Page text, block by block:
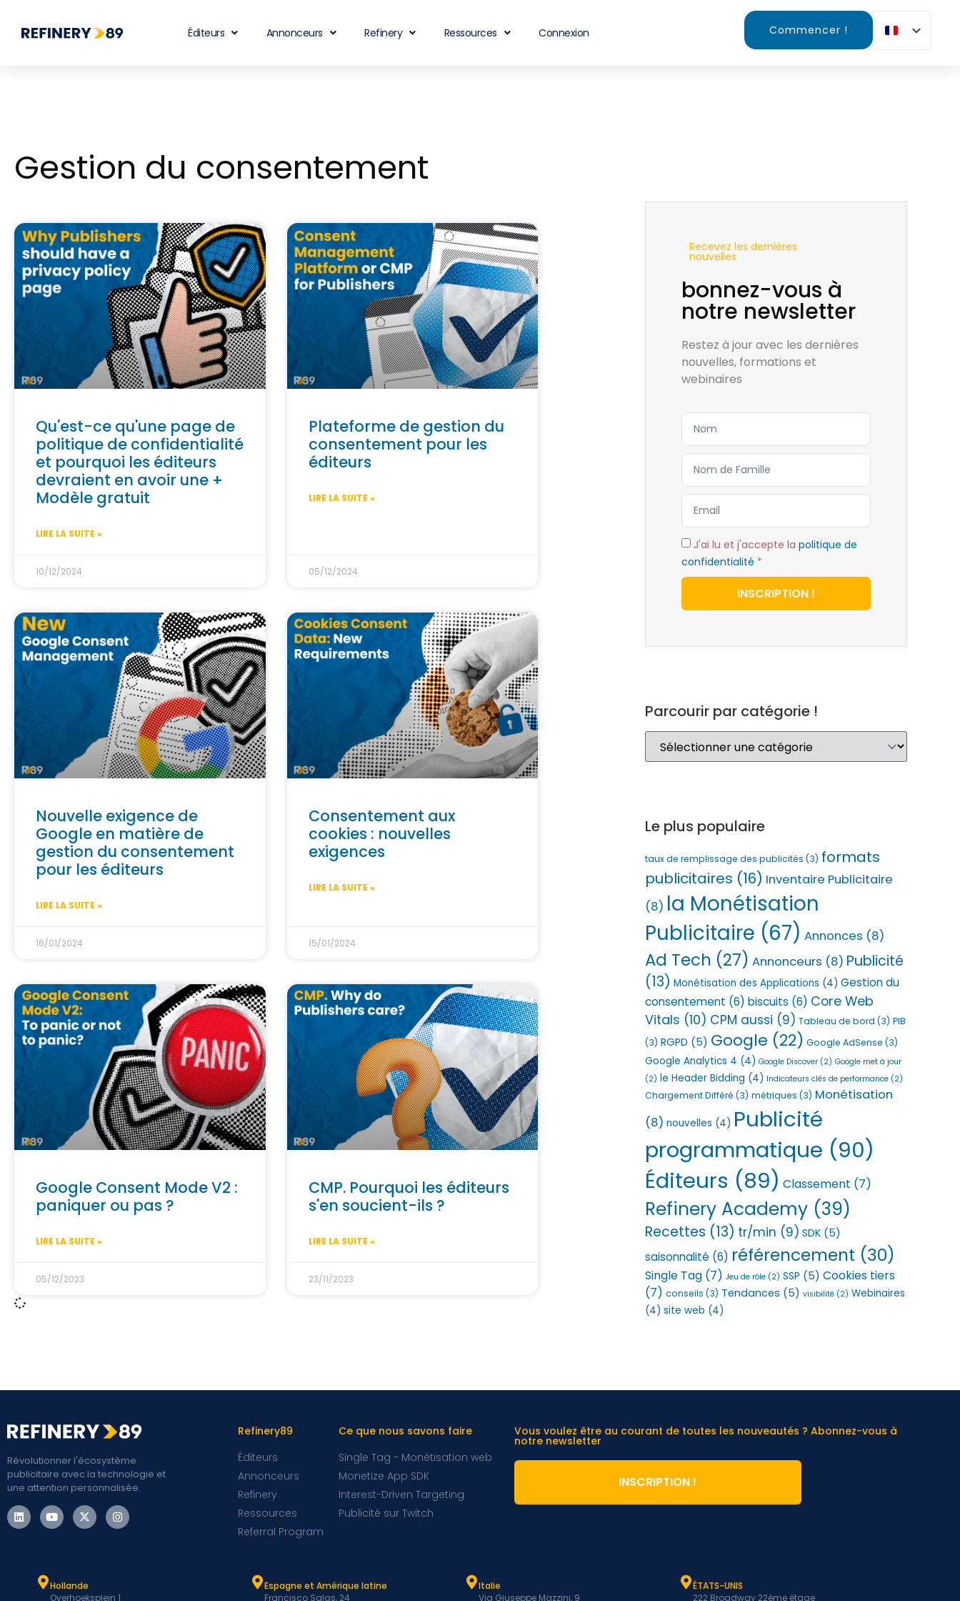
Éditeurs Annonceurs Refinery Ressources Connexion Commencer !
Gestion du consentement
Qu'est-ce qu'une page de
politique de confidentialité
et pourquoi les éditeurs
devraient en avoir une +
Modèle gratuit
LIRE LA SUITE »
10/12/2024
Plateforme de gestion du
consentement pour les
éditeurs
LIRE LA SUITE »
05/12/2024
Nouvelle exigence de
Google en matière de
gestion du consentement
pour les éditeurs
LIRE LA SUITE »
16/01/2024
Consentement aux
cookies : nouvelles
exigences
LIRE LA SUITE »
15/01/2024
Google Consent Mode V2 :
paniquer ou pas ?
LIRE LA SUITE »
05/12/2023
CMP. Pourquoi les éditeurs
s'en soucient-ils ?
LIRE LA SUITE »
23/11/2023
Recevez les dernières
nouvelles
bonnez-vous à
notre newsletter
Restez à jour avec les dernières
nouvelles, formations et
webinaires
J'ai lu et j'accepte la politique de
confidentialité *
INSCRIPTION !
Parcourir par catégorie !
Le plus populaire
taux de remplissage des publicités (3) formats
publicitaires (16) Inventaire Publicitaire
(8) la Monétisation
Publicitaire (67) Annonces (8)
Ad Tech (27) Annonceurs (8) Publicité
(13) Monétisation des Applications (4) Gestion du
consentement (6) biscuits (6) Core Web
Vitals (10) CPM aussi (9) Tableau de bord (3) PIB
(3) RGPD (5) Google (22) Google AdSense (3)
Google Analytics 4 (4) Google Discover (2) Google met à jour
(2) le Header Bidding (4) Indicateurs clés de performance (2)
Chargement Différé (3) métriques (3) Monétisation
(8) nouvelles (4) Publicité
programmatique (90)
Éditeurs (89) Classement (7)
Refinery Academy (39)
Recettes (13) tr/min (9) SDK (5)
saisonnalité (6) référencement (30)
Single Tag (7) Jeu de rôle (2) SSP (5) Cookies tiers
(7) conseils (3) Tendances (5) visibilité (2) Webinaires
(4) site web (4)
Révolutionner l'écosystème
publicitaire avec la technologie et
une attention personnalisée.
Refinery89
Éditeurs
Annonceurs
Refinery
Ressources
Referral Program
Ce que nous savons faire
Single Tag - Monétisation web
Monetize App SDK
Interest-Driven Targeting
Publicité sur Twitch
Vous voulez être au courant de toutes les nouveautés ? Abonnez-vous à
notre newsletter
INSCRIPTION !
Hollande
Overhoeksplein 1
Espagne et Amérique latine
Francisco Salas, 24
Italie
Via Giuseppe Mazzini, 9
ÉTATS-UNIS
222 Broadway 22ème étage